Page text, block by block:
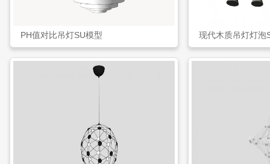
PH值对比吊灯SU模型 现代木质吊灯灯泡